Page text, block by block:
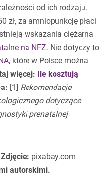
od ich rodzaju.
zł, za amniopunkcję płaci
wskazania ciężarna
na NFZ. Nie dotyczy to
, które w Polsce można
więcej:
Ile kosztują
[1] Rekomendacje
dotyczące
prenatalnej
Zdjęcie: pixabay.com
autorskimi.